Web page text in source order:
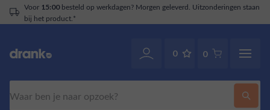
Voor 15:00besteld op werkdagen? Morgen geleverd. Uitzonderingen staan
bij het product.*
0 0